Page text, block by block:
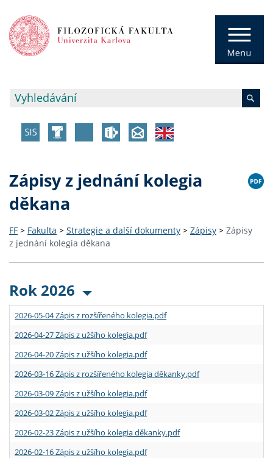
Zápisy z jednání kolegia
děkana
FF > Fakulta > Strategie a další dokumenty > Zápisy > Zápisy
z jednání kolegia děkana
Rok 2026
2026-05-04 Zápis z rozšířeného kolegia.pdf
2026-04-27 Zápis z užšího kolegia.pdf
2026-04-20 Zápis z užšího kolegia.pdf
2026-03-16 Zápis z rozšířeného kolegia děkanky.pdf
2026-03-09 Zápis z užšího kolegia.pdf
2026-03-02 Zápis z užšího kolegia.pdf
2026-02-23 Zápis z užšího kolegia děkanky.pdf
2026-02-16 Zápis z užšího kolegia.pdf